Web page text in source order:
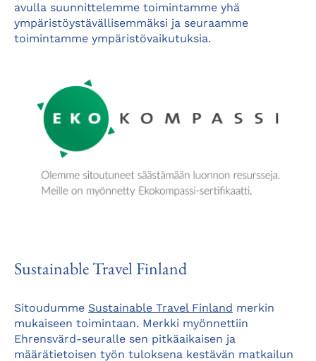
avulla suunnittelemme toimintamme yhä
ympäristöystävällisemmäksi ja seuraamme
toimintamme ympäristövaikutuksia.
Sustainable Travel Finland
Sitoudumme Sustainable Travel Finland merkin
mukaiseen toimintaan. Merkki myönnettiin
Ehrensvärd-seuralle sen pitkäaikaisen ja
määrätietoisen työn tuloksena kestävän matkailun